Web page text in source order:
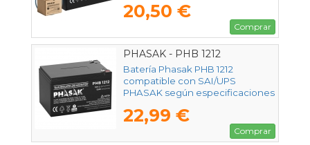
20,50 €
Comprar
PHASAK - PHB 1212
Batería Phasak PHB 1212
compatible con SAI/UPS
PHASAK según especificaciones
22,99 €
Comprar